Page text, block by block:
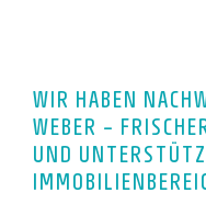
WIR HABEN
WEBER –
UND